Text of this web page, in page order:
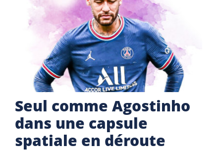
Seul comme Agostinho
dans une capsule
spatiale en déroute